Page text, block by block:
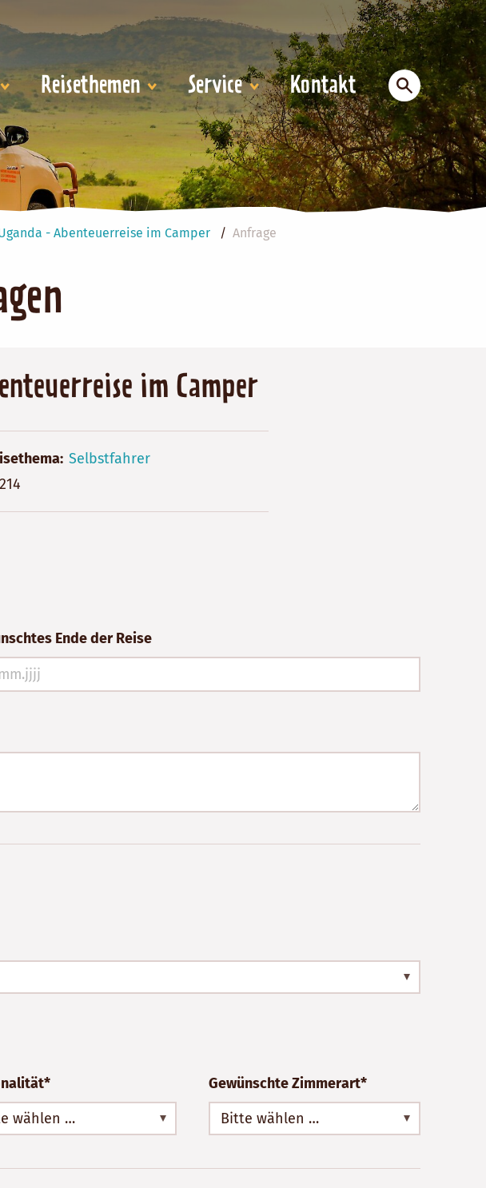
Reisethemen Service Kontakt
- Abenteuerreise im Camper Anfrage
im Camper
Selbstfahrer
Ende der Reise
wählen …
Gewünschte Zimmerart*
Bitte wählen …